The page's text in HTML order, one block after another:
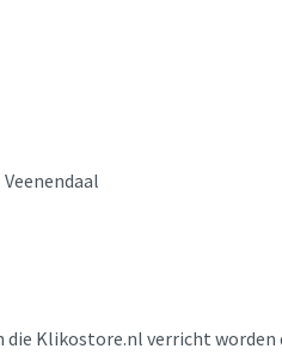
die Klikostore.nl verricht